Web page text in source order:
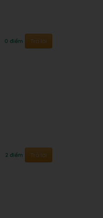
0 điểm Trả lời
2 điểm Trả lời